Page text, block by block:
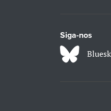
Siga-nos